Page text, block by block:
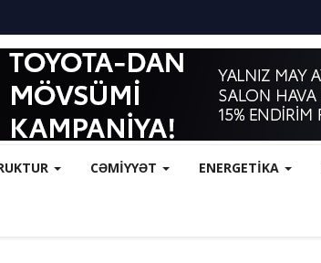
CƏMİYYƏT ENERGETİKA